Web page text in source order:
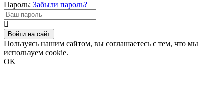
Пароль: Забыли пароль?
Войти на сайт
Пользуясь нашим сайтом, вы соглашаетесь с тем, что мы
используем cookie.
OK